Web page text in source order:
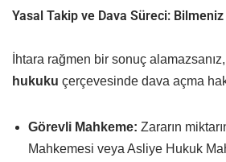
Yasal Takip ve Dava Süreci:
İhtara rağmen bir sonuç alamazsanız,
hukuku çerçevesinde dava açma
Görevli Mahkeme: Zararın
Mahkemesi veya Asliye Hukuk